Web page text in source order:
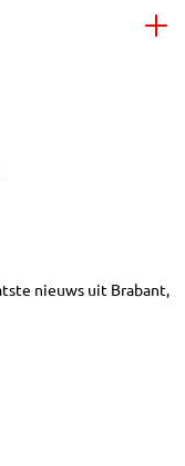
nieuws uit Brabant,